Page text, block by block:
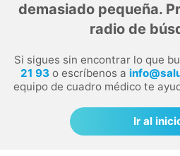
demasiado pequeña.
radio de
Si sigues sin encontrar lo que
21 93 o escríbenos a
equipo de cuadro médico te
Ir al